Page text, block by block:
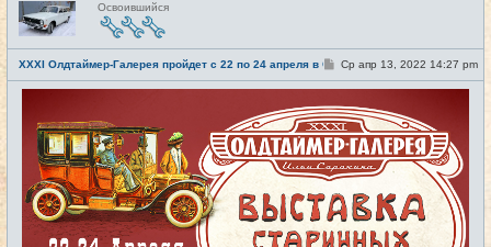
е
в
с
е
т
и
Освоившийся
XXXI Олдтаймер-Галерея пройдет с 22 по 24 апреля в Санкт-Петербурге #1
С
о
щ
е
н
и
е
Ср апр 13, 2022 14:27 pm